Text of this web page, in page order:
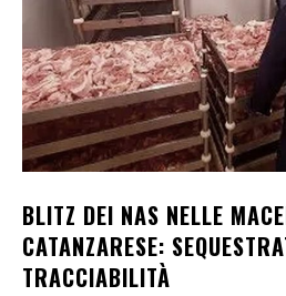
BLITZ DEI NAS NELLE
CATANZARESE:
TRACCIABILITÀ